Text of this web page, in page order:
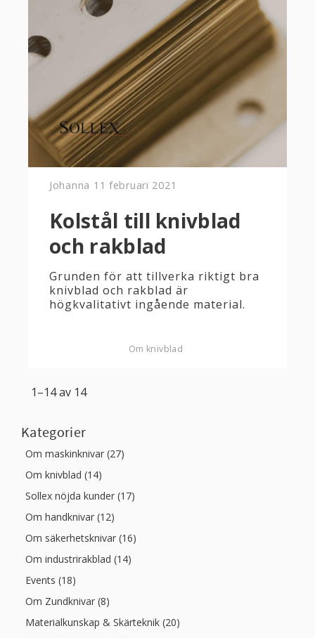
Johanna 11 februari 2021
Kolstål till knivblad
och rakblad
Grunden för att tillverka riktigt bra
knivblad och rakblad är
högkvalitativt ingående material.
Om knivblad
1–14av 14
Kategorier
Om maskinknivar (27)
Om knivblad (14)
Sollex nöjda kunder (17)
Om handknivar (12)
Om säkerhetsknivar (16)
Om industrirakblad (14)
Events (18)
Om Zundknivar (8)
Materialkunskap & Skärteknik (20)